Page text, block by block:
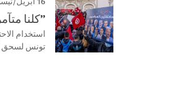
”كلنا
استخدام
تونس لسحق